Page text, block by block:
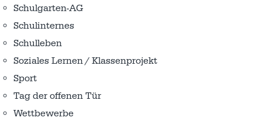
Schulgarten-AG
Schulinternes
Schulleben
Soziales Lernen / Klassenprojekt
Sport
Tag der offenen Tür
Wettbewerbe